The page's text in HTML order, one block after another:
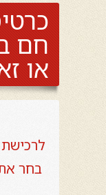
חם
או
בחר